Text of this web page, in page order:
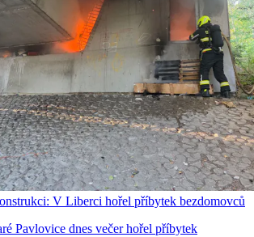
V Liberci hořel příbytek bezdomovců
Pavlovice dnes večer hořel příbytek